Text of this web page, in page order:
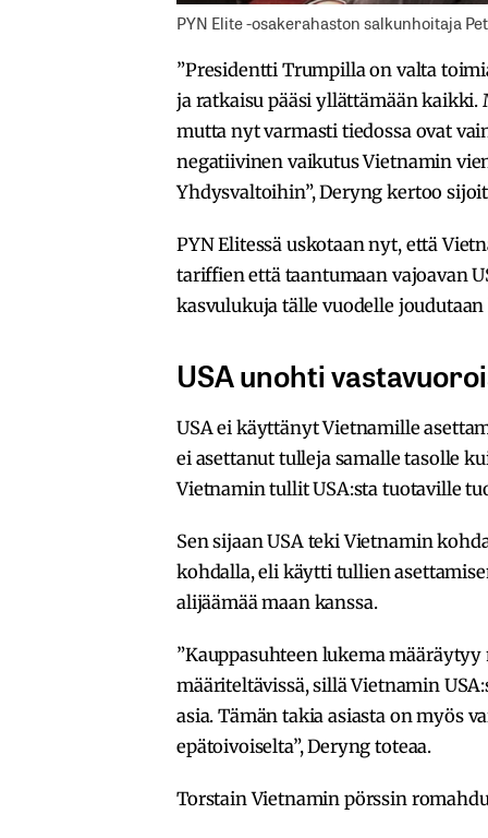
PYN Elite -osakerahaston salkunhoitaja
”Presidentti Trumpilla on valta
ja ratkaisu pääsi yllättämään kaikki.
mutta nyt varmasti tiedossa ovat
negatiivinen vaikutus Vietnamin
Yhdysvaltoihin”, Deryng kertoo
PYN Elitessä uskotaan nyt, että
tariffien että taantumaan vajoavan
kasvulukuja tälle vuodelle
USA unohti
USA ei käyttänyt Vietnamille
ei asettanut tulleja samalle tasolle
Vietnamin tullit USA:sta tuotaville
Sen sijaan USA teki Vietnamin
kohdalla, eli käytti tullien
alijäämää maan kanssa.
”Kauppasuhteen lukema
määriteltävissä, sillä Vietnamin
asia. Tämän takia asiasta on myös
epätoivoiselta”, Deryng toteaa.
Torstain Vietnamin pörssin